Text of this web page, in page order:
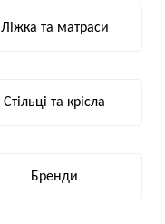
Ліжка та матраси
Стільці та крісла
Бренди